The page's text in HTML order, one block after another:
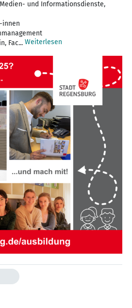
und Informationsdienste,
innen
Fac... Weiterlesen